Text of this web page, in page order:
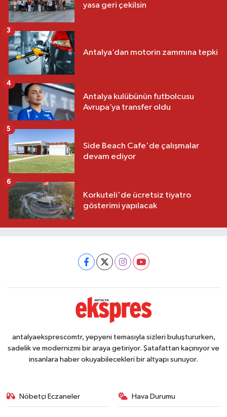
yasa geri çekilsin
Antalya’dan motorin zammına tepki
3
Antalya kulübünün futbolcusu
Avrupa’ya transfer oldu
4
Side Beach Cafe'de çalışmalar
devam ediyor
5
Korkuteli'de ücretsiz tiyatro
gösterimi yapılacak
6
antalyaeksprescomtr, yepyeni temasıyla sizleri buluştururken,
sadelik ve modernizmi bir araya getiriyor. Şatafattan kaçınıyor ve
insanlara haber okuyabilecekleri bir altyapı sunuyor.
Nöbetçi Eczaneler Hava Durumu